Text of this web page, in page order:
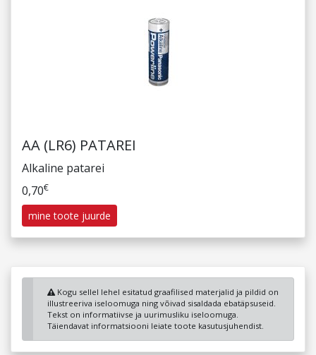
AA (LR6) PATAREI
Alkaline patarei
0,70€
mine toote juurde
Kogu sellel lehel esitatud graafilised materjalid ja pildid on
illustreeriva iseloomuga ning võivad sisaldada ebatäpsuseid.
Tekst on informatiivse ja uurimusliku iseloomuga.
Täiendavat informatsiooni leiate toote kasutusjuhendist.